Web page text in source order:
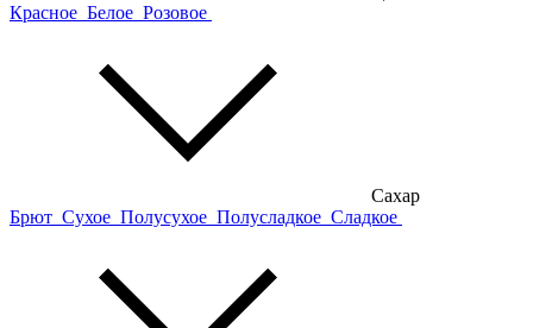
Красное Белое Розовое
Сахар
Брют Сухое Полусухое Полусладкое Сладкое